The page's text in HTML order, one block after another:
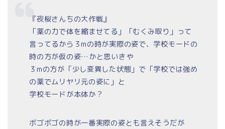
『夜桜さんちの大作戦』
「薬の力で体を縮ませてる」「むくみ取り」って
言ってるから３mの時が実際の姿で、学校モードの
時の方が仮の姿…かと思いきや
３mの方が「少し変異した状態」で「学校では強め
の薬でムリヤリ元の姿に」と
学校モードが本体か？
ボゴボゴの時が一番実際の姿とも言えそうだが